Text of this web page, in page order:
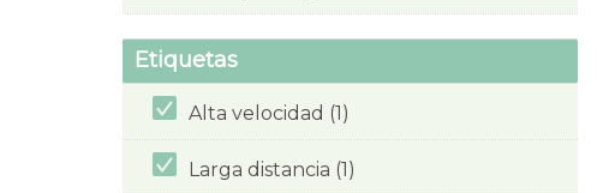
Etiquetas
Alta velocidad (1)
Larga distancia (1)